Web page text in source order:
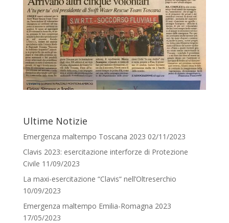
Ultime Notizie
Emergenza maltempo Toscana 2023 02/11/2023
Clavis 2023: esercitazione interforze di Protezione
Civile 11/09/2023
La maxi-esercitazione “Clavis“ nell’Oltreserchio
10/09/2023
Emergenza maltempo Emilia-Romagna 2023
17/05/2023